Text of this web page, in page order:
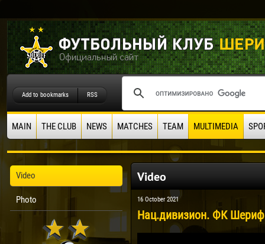
Add to bookmarks RSS
MAIN THE CLUB NEWS MATCHES TEAM MULTIMEDIA
Video
Photo
Video
16 October 2021
Нац.дивизион. ФК Шериф